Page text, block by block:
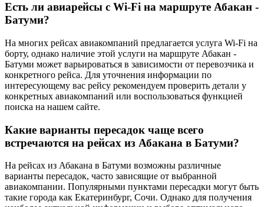
Есть ли авиарейсы с Wi-Fi на маршруте Абакан -
Батуми?
На многих рейсах авиакомпаний предлагается услуга Wi-Fi на
борту, однако наличие этой услуги на маршруте Абакан -
Батуми может варьироваться в зависимости от перевозчика и
конкретного рейса. Для уточнения информации по
интересующему вас рейсу рекомендуем проверить детали у
конкретных авиакомпаний или воспользоваться функцией
поиска на нашем сайте.
Какие варианты пересадок чаще всего
встречаются на рейсах из Абакана в Батуми?
На рейсах из Абакана в Батуми возможны различные
варианты пересадок, часто зависящие от выбранной
авиакомпании. Популярными пунктами пересадки могут быть
такие города как Екатеринбург, Сочи. Однако для получения